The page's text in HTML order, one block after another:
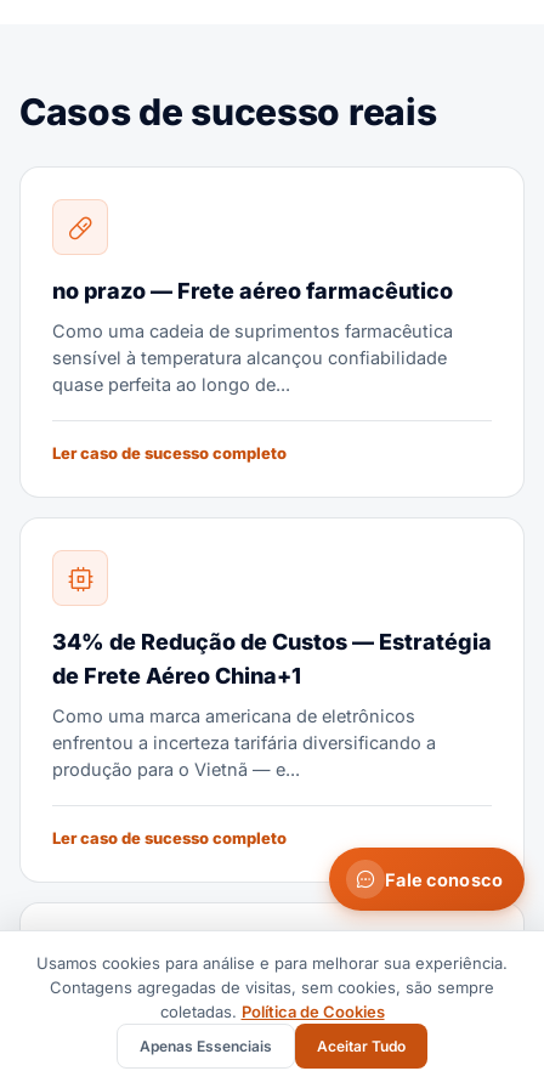
Casos de sucesso reais
no prazo — Frete aéreo farmacêutico
Como uma cadeia de suprimentos farmacêutica
sensível à temperatura alcançou confiabilidade
quase perfeita ao longo de...
Ler caso de sucesso completo
34% de Redução de Custos — Estratégia
de Frete Aéreo China+1
Como uma marca americana de eletrônicos
enfrentou a incerteza tarifária diversificando a
produção para o Vietnã — e...
Ler caso de sucesso completo
Margens Protegidas — Estratégia Pós-
De Minimis
Fale conosco
Usamos cookies para análise e para melhorar sua experiência.
Contagens agregadas de visitas, sem cookies, são sempre
coletadas. Política de Cookies
Apenas Essenciais Aceitar Tudo